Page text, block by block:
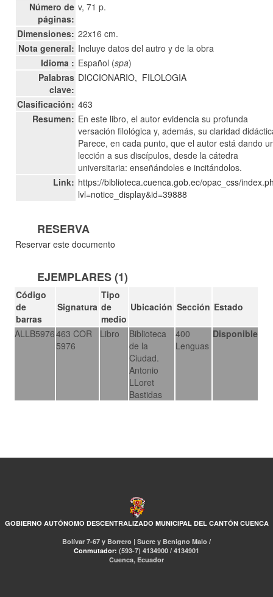
Número de
páginas:
v, 71 p.
Dimensiones: 22x16 cm.
Nota general: Incluye datos del autro y de la obra
Idioma : Español (spa)
Palabras
clave:
DICCIONARIO, FILOLOGIA
Clasificación: 463
Resumen: En este libro, el autor evidencia su profunda
versación filológica y, además, su claridad
Parece, en cada punto, que el autor está dando
lección a sus discípulos, desde la cátedra
universitaria: enseñándoles e incitándolos.
Link: https://biblioteca.cuenca.gob.ec/opac_css/
lvl=notice_display&id=39888
RESERVA
Reservar este documento
EJEMPLARES (1)
Código
de
barras
Signatura
Tipo
de
medio
Ubicación Sección Estado
ALLB5976463 COR
5976
Libro
Biblioteca
de la
Ciudad.
Antonio
LLoret
Bastidas
400
Lenguas
Disponible
GOBIERNO AUTÓNOMO DESCENTRALIZADO MUNICIPAL DEL CANTÓN CUENCA
Bolívar 7-67 y Borrero | Sucre y Benigno Malo /
Conmutador: (593-7) 4134900 / 4134901
Cuenca, Ecuador